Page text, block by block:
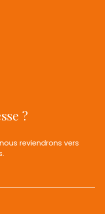
?
reviendrons vers